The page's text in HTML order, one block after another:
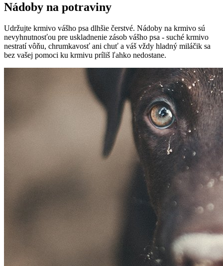
Nádoby na potraviny
Udržujte krmivo vášho psa dlhšie čerstvé. Nádoby na krmivo sú
nevyhnutnosťou pre uskladnenie zásob vášho psa - suché krmivo
nestratí vôňu, chrumkavosť ani chuť a váš vždy hladný miláčik sa
bez vašej pomoci ku krmivu príliš ľahko nedostane.